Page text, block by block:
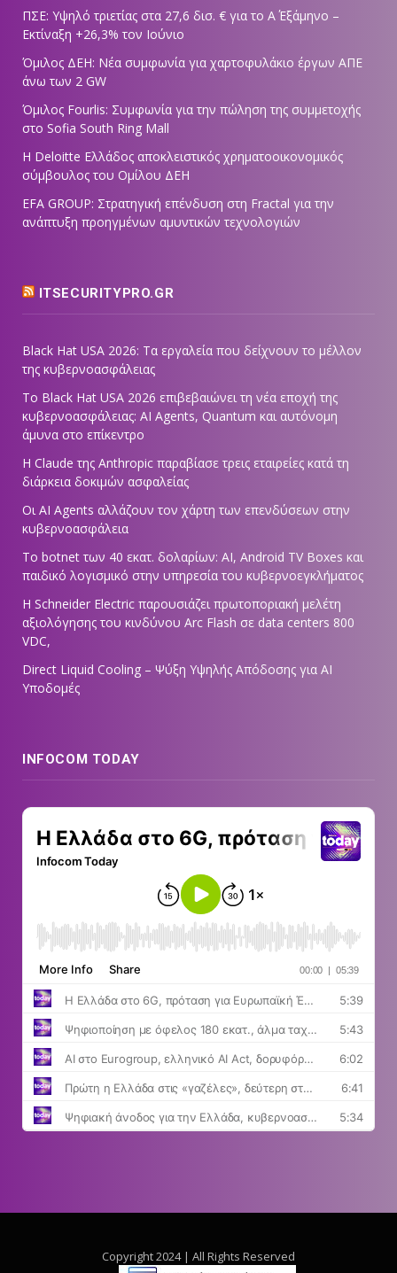
ΠΣΕ: Υψηλό τριετίας στα 27,6 δισ. € για το Α΄ Εξάμηνο –
Εκτίναξη +26,3% τον Ιούνιο
Όμιλος ΔΕΗ: Νέα συμφωνία για χαρτοφυλάκιο έργων ΑΠΕ
άνω των 2 GW
Όμιλος Fourlis: Συμφωνία για την πώληση της συμμετοχής
στο Sofia South Ring Mall
Η Deloitte Ελλάδος αποκλειστικός χρηματοοικονομικός
σύμβουλος του Ομίλου ΔΕΗ
EFA GROUP: Στρατηγική επένδυση στη Fractal για την
ανάπτυξη προηγμένων αμυντικών τεχνολογιών
ITSECURITYPRO.GR
Black Hat USA 2026: Τα εργαλεία που δείχνουν το μέλλον
της κυβερνοασφάλειας
Το Black Hat USA 2026 επιβεβαιώνει τη νέα εποχή της
κυβερνοασφάλειας: AI Agents, Quantum και αυτόνομη
άμυνα στο επίκεντρο
Η Claude της Anthropic παραβίασε τρεις εταιρείες κατά τη
διάρκεια δοκιμών ασφαλείας
Οι AI Agents αλλάζουν τον χάρτη των επενδύσεων στην
κυβερνοασφάλεια
Το botnet των 40 εκατ. δολαρίων: AI, Android TV Boxes και
παιδικό λογισμικό στην υπηρεσία του κυβερνοεγκλήματος
Η Schneider Electric παρουσιάζει πρωτοποριακή μελέτη
αξιολόγησης του κινδύνου Arc Flash σε data centers 800
VDC,
Direct Liquid Cooling – Ψύξη Υψηλής Απόδοσης για AI
Υποδομές
INFOCOM TODAY
Copyright 2024 | All Rights Reserved